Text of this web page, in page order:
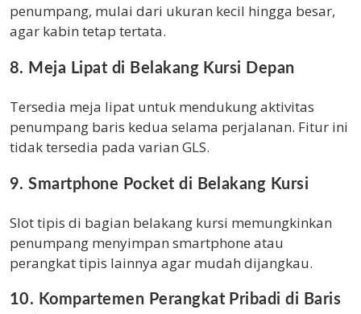
penumpang, mulai dari ukuran kecil hingga besar,
agar kabin tetap tertata.
8. Meja Lipat di Belakang Kursi Depan
Tersedia meja lipat untuk mendukung aktivitas
penumpang baris kedua selama perjalanan. Fitur ini
tidak tersedia pada varian GLS.
9. Smartphone Pocket di Belakang Kursi
Slot tipis di bagian belakang kursi memungkinkan
penumpang menyimpan smartphone atau
perangkat tipis lainnya agar mudah dijangkau.
10. Kompartemen Perangkat Pribadi di Baris